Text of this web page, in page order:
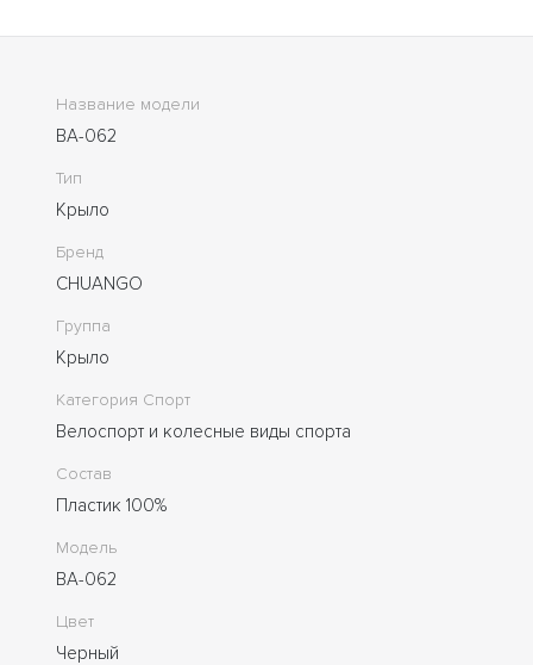
Название модели
BA-062
Тип
Крыло
Бренд
CHUANGO
Группа
Крыло
Категория Спорт
Велоспорт и колесные виды спорта
Состав
Пластик 100%
Модель
BA-062
Цвет
Черный